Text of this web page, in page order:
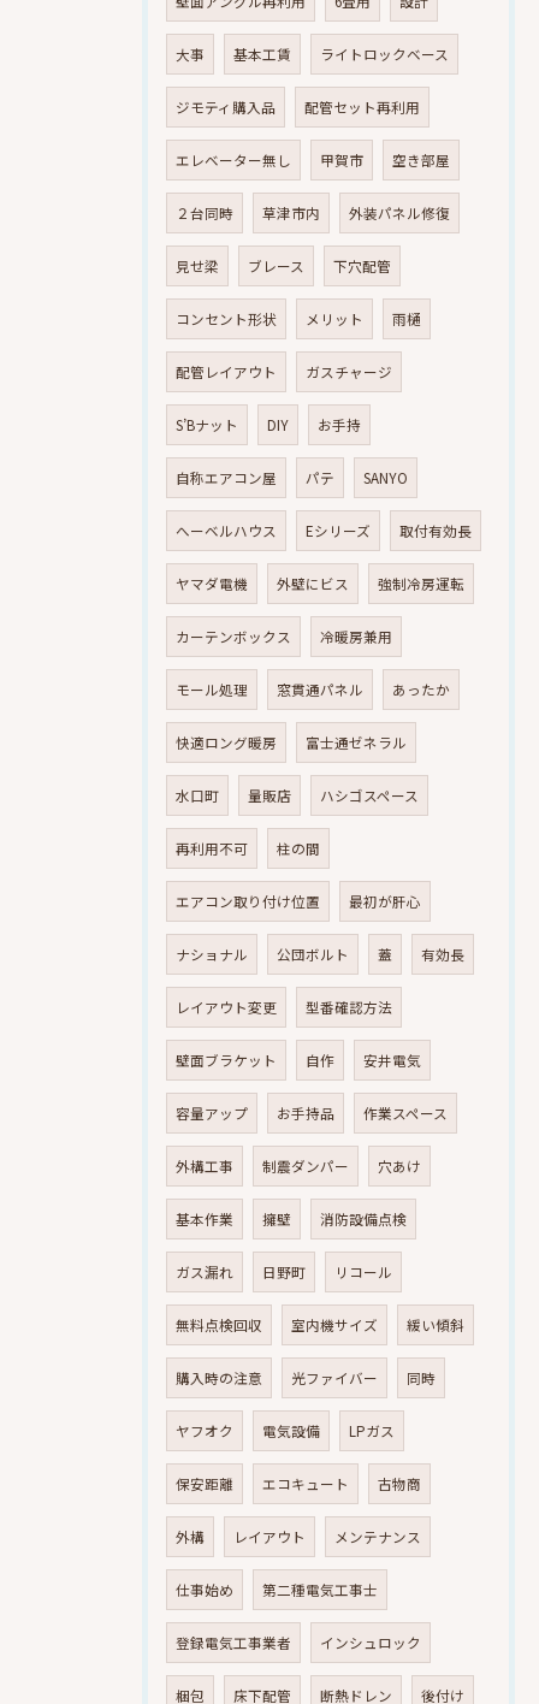
大事 基本工賃 ライトロックベース
ジモティ購入品 配管セット再利用
エレベーター無し 甲賀市 空き部屋
２台同時 草津市内 外装パネル修復
見せ梁 ブレース 下穴配管
コンセント形状 メリット 雨樋
配管レイアウト ガスチャージ
S’Bナット DIY お手持
自称エアコン屋 パテ SANYO
へーベルハウス Eシリーズ 取付有効長
ヤマダ電機 外壁にビス 強制冷房運転
カーテンボックス 冷暖房兼用
モール処理 窓貫通パネル あったか
快適ロング暖房 富士通ゼネラル
水口町 量販店 ハシゴスペース
再利用不可 柱の間
エアコン取り付け位置 最初が肝心
ナショナル 公団ボルト 蓋 有効長
レイアウト変更 型番確認方法
壁面ブラケット 自作 安井電気
容量アップ お手持品 作業スペース
外構工事 制震ダンパー 穴あけ
基本作業 擁壁 消防設備点検
ガス漏れ 日野町 リコール
無料点検回収 室内機サイズ 緩い傾斜
購入時の注意 光ファイバー 同時
ヤフオク 電気設備 LPガス
保安距離 エコキュート 古物商
外構 レイアウト メンテナンス
仕事始め 第二種電気工事士
登録電気工事業者 インシュロック
梱包 床下配管 断熱ドレン 後付け